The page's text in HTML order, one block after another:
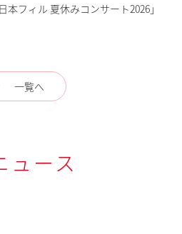
本フィル 夏休みコンサート2026」
一覧へ
ュース